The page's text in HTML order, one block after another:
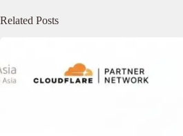
Related Posts